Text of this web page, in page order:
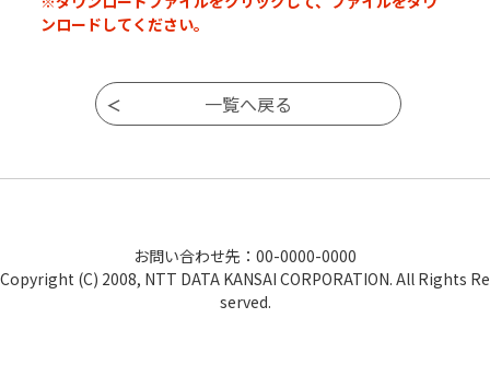
ンロードしてください。
お問い合わせ先：00-0000-0000
Copyright (C) 2008, NTT DATA KANSAI CORPORATION. All Rights Re
served.